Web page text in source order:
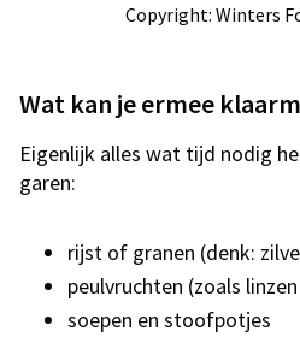
Copyright: Winters
Wat kan je ermee
Eigenlijk alles wat tijd nodig
garen:
rijst of granen (denk:
peulvruchten (zoals
soepen en stoofpotjes